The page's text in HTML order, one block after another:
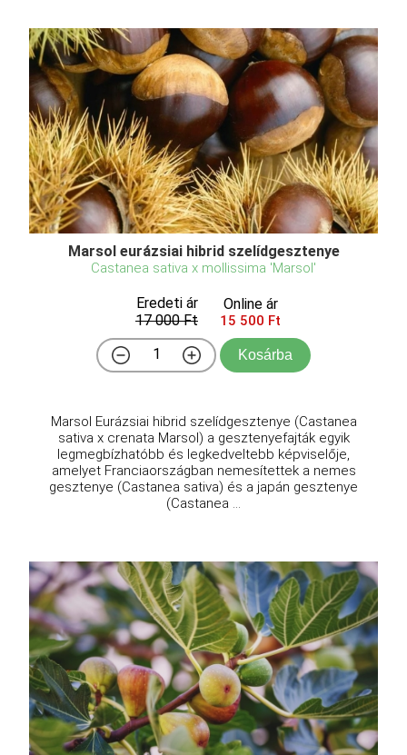
Marsol eurázsiai hibrid szelídgesztenye
Castanea sativa x mollissima 'Marsol'
Eredeti ár
17 000 Ft
Online ár
15 500 Ft
Kosárba
Marsol Eurázsiai hibrid szelídgesztenye (Castanea
sativa x crenata Marsol) a gesztenyefajták egyik
legmegbízhatóbb és legkedveltebb képviselője,
amelyet Franciaországban nemesítettek a nemes
gesztenye (Castanea sativa) és a japán gesztenye
(Castanea ...